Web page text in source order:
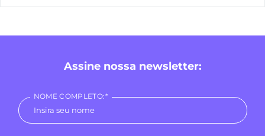
Assine nossa newsletter:
NOME COMPLETO:*